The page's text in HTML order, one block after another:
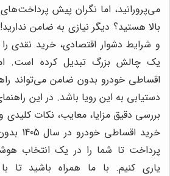
می‌پرورانید، اما نگران پیش
بالا هستید؟ دیگر نیازی به ضامن
و شرایط دشوار اقتصادی، خرید نقدی را
یک چالش بزرگ تبدیل کرده است.
اقساطی خودرو بدون ضامن می‌تواند
دستیابی به این رویا باشد. در این
بررسی دقیق مزایا، معایب، نکات کلیدی
خرید
پرداخت تا شما را در یک انتخاب
یاری کنیم. با ما همراه باشید تا